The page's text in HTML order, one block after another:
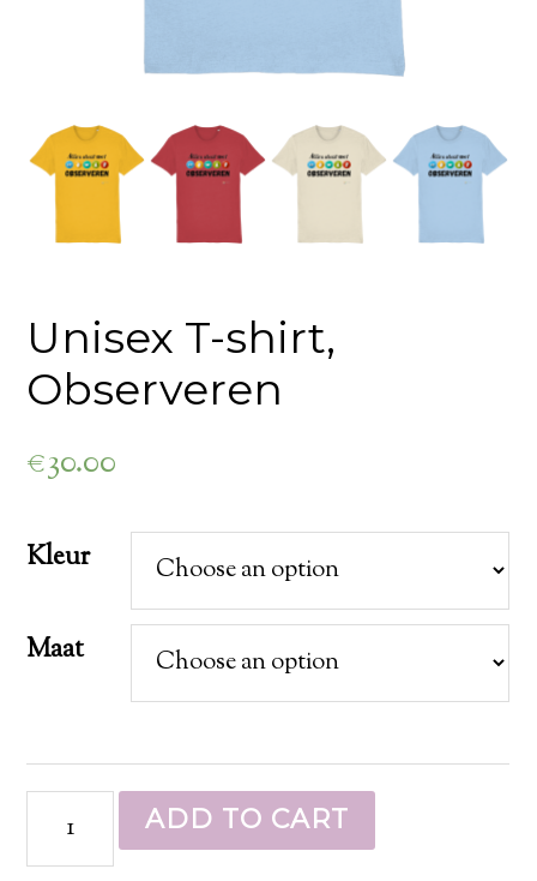
Unisex T-shirt,
Observeren
€30.00
Kleur
Maat
ADD TO CART